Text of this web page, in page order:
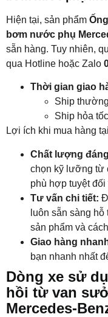
Hiện tại, sản phẩm
bơm nước phụ
sẵn hàng. Tuy nhiên,
qua Hotline hoặc Zalo
Thời gian giao
Ship
Ship hỏa
Lợi ích khi mua hàng
Chất lượng
chọn kỹ lưỡng từ
phù hợp tuyệt
Tư vấn chi tiết:
luôn sẵn sàng
sản phẩm và
Giao hàng
bạn nhanh nhất
Dòng xe sử
hồi từ van
Mercedes-